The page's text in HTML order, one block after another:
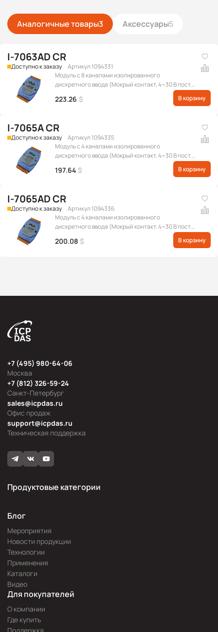
Аналогичные товары3 Аксессуары5
I-7063AD CR
Доступно к заказу
Артикул 1094331
Модуль с 8 каналами изолированного
дискретного ввода (Мокрый контакт, 4~30 В пост.)
и 3 каналами твердотельного релейного вывода
переменного тока, с индикацией, протокол DCON
223.26 $ В корзину
I-7065A CR
Доступно к заказу
Артикул 1094335
Модуль с 4 каналами изолированного
дискретного ввода (Мокрый контакт, 4~30 В пост.)
и 5 каналами твердотельного релейного вывода
переменного тока, протокол DCON
197.64 $ В корзину
I-7065AD CR
Доступно к заказу
Артикул 1094336
Модуль с 4 каналами изолированного
дискретного ввода (Мокрый контакт, 4~30 В пост.)
и 5 каналами твердотельного релейного вывода
переменного тока, с индикацией, протокол DCON
200.08 $ В корзину
Москва
+7 (495) 980-64-06
Офис продаж
sales@icpdas.ru
Санкт-Петербург
+7 (812) 326-59-24
Техническая поддержка
support@icpdas.ru
Продуктовые категории
Блог
Мероприятия
Новости продукции
Технологии
Применения
Каталоги
Видео
Для покупателей
О компании
Где купить